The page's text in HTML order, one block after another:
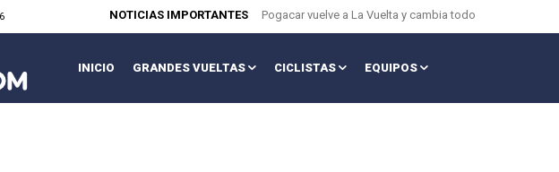
NOTICIAS IMPORTANTES Pogacar vuelve a La Vuelta y cambia todo
INICIO GRANDES VUELTAS CICLISTAS EQUIPOS